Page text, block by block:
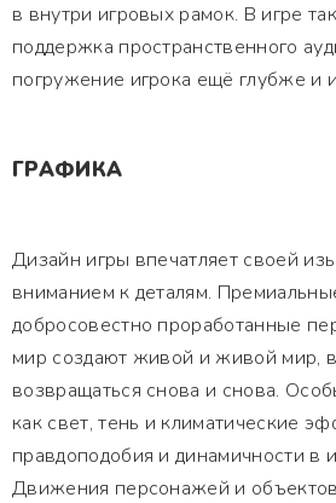
в внутри игровых рамок. В игре
поддержка пространственного
погружение игрока ещё глубже и
ГРАФИКА
Дизайн игры впечатляет своей
вниманием к деталям.
добросовестно проработанные
мир создают живой и живой мир,
возвращаться снова и снова.
как свет, тень и климатические
правдоподобия и динамичности в
Движения персонажей и